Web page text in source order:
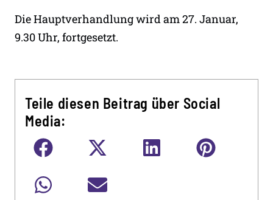
Die Hauptverhandlung wird am 27. Januar,
9.30 Uhr, fortgesetzt.
Teile diesen Beitrag über Social
Media: